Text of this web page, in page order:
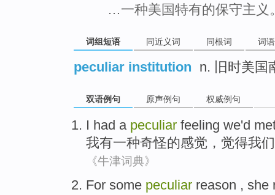
…一种美国特有的保守主义
词组短语 同近义词 同根词 词
peculiar institution n. 旧时美国
双语例句 原声例句 权威例句
I had a peculiar feeling we'd
我有一种奇怪的感觉 ，觉得我们
《牛津词典》
For some peculiar reason , she